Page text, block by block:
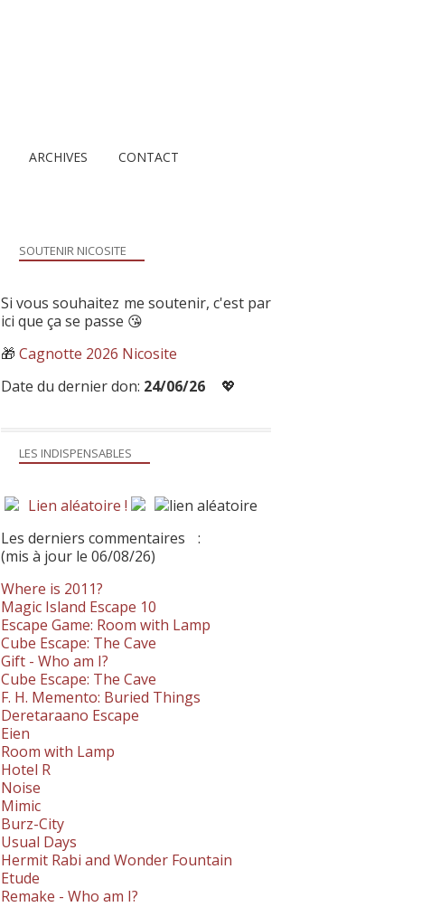
ARCHIVES CONTACT
LES INDISPENSABLES
Lien aléatoire !
Les derniers commentaires
:
(mis à jour le 06/08/26)
Where is 2011?
Magic Island Escape 10
Escape Game: Room with Lamp
Cube Escape: The Cave
Gift - Who am I?
Cube Escape: The Cave
F. H. Memento: Buried Things
Deretaraano Escape
Eien
Room with Lamp
Hotel R
Noise
Mimic
Burz-City
Usual Days
Hermit Rabi and Wonder Fountain
Etude
Remake - Who am I?
SOUTENIR NICOSITE
Si vous souhaitez me soutenir, c'est par
ici que ça se passe 😘
🎁 Cagnotte 2026 Nicosite
Date du dernier don: 24/06/26 💖